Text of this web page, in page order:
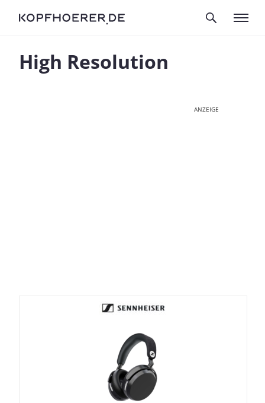
High Resolution
ANZEIGE